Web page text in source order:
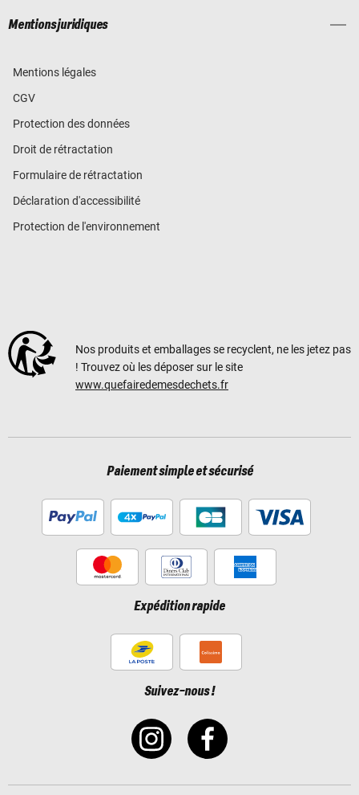
Mentions juridiques
Mentions légales
CGV
Protection des données
Droit de rétractation
Formulaire de rétractation
Déclaration d'accessibilité
Protection de l'environnement
Nos produits et emballages se recyclent, ne les jetez pas
! Trouvez où les déposer sur le site
www.quefairedemesdechets.fr
Paiement simple et sécurisé
Expédition rapide
Suivez-nous !